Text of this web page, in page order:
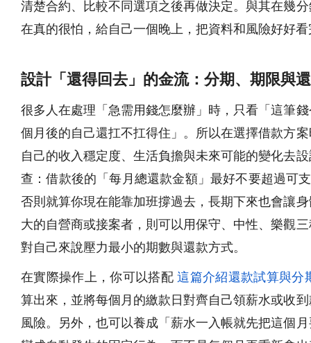
清楚合約、比較不同選項之後再做決定。與其在幾
在真的很怕，給自己一個晚上，把資料和風險好好
設計「還得回去」的金流：分期、期限與
很多人在處理「急需用錢怎麼辦」時，只看「這筆
個月後的自己還扛不扛得住」。所以在選擇借款方
自己的收入穩定度、生活負擔與未來可能的變化去
查：借款後的「每月總還款金額」最好不要超過可
否則就算你現在能靠加班撐過去，長期下來也會讓
大的自營商或接案者，則可以用保守、中性、樂觀
對自己來說壓力最小的期數與還款方式。
在實際操作上，你可以搭配 這篇介紹還款試算與分
算出來，並將每個月的繳款日對齊自己領薪水或收
風險。另外，也可以養成「薪水一入帳就先把這個